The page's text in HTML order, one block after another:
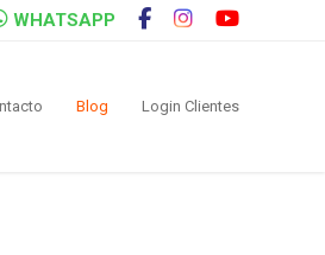
WHATSAPP
Blog Login Clientes